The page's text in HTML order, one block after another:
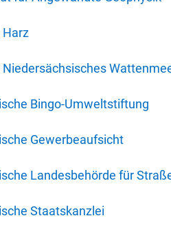
Harz
Bingo-Umweltstiftung
Gewerbeaufsicht
Landesbehörde für
Staatskanzlei